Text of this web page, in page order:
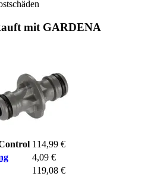
mit GARDENA
114,99 €
4,09 €
119,08 €